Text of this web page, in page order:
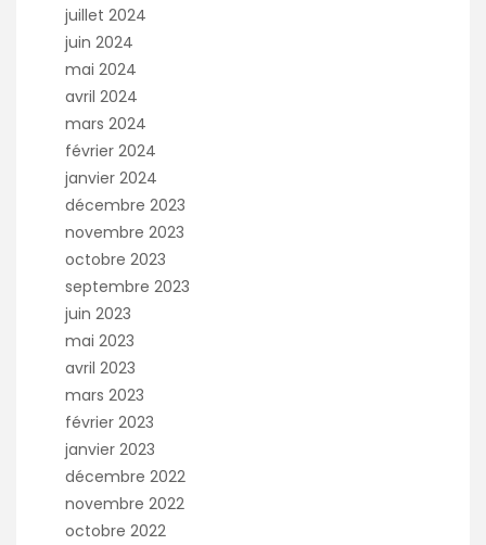
juillet 2024
juin 2024
mai 2024
avril 2024
mars 2024
février 2024
janvier 2024
décembre 2023
novembre 2023
octobre 2023
septembre 2023
juin 2023
mai 2023
avril 2023
mars 2023
février 2023
janvier 2023
décembre 2022
novembre 2022
octobre 2022